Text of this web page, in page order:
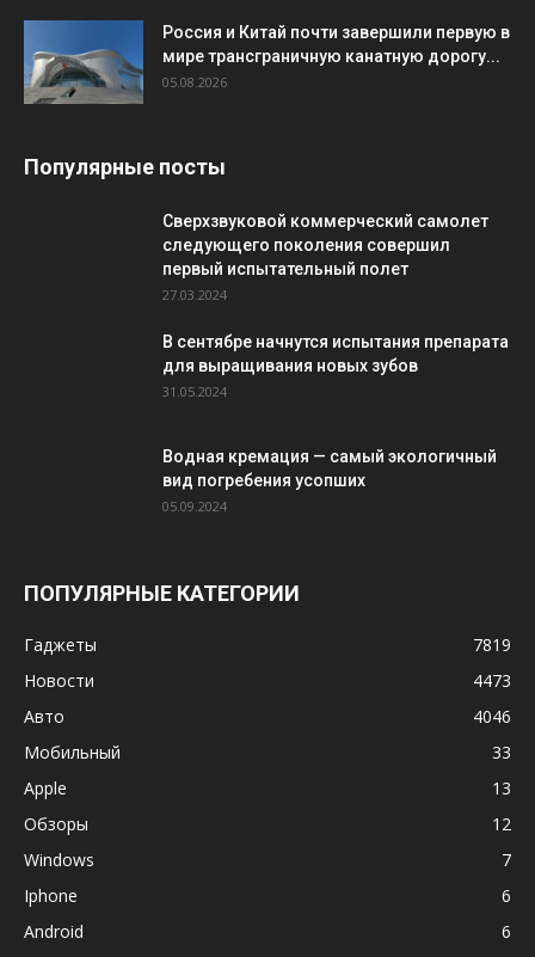
Россия и Китай почти завершили первую в
мире трансграничную канатную дорогу...
05.08.2026
Популярные посты
Сверхзвуковой коммерческий самолет
следующего поколения совершил
первый испытательный полет
27.03.2024
В сентябре начнутся испытания препарата
для выращивания новых зубов
31.05.2024
Водная кремация — самый экологичный
вид погребения усопших
05.09.2024
ПОПУЛЯРНЫЕ КАТЕГОРИИ
Гаджеты
7819
Новости
4473
Авто
4046
Мобильный
33
Apple
13
Обзоры
12
Windows
7
Iphone
6
Android
6